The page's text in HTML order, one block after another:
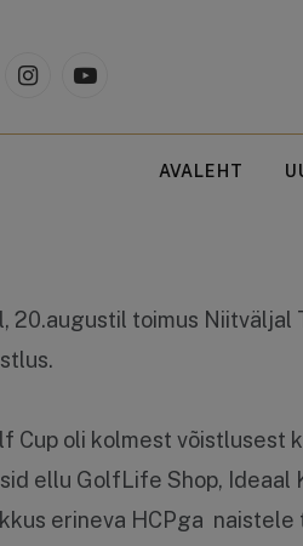
InstagramYouTube
AVALEHT
Trilliumi Golf
20.augustil toimus Niitväljal
Cup oli kolmest võistlusest
ellu GolfLife Shop, Ideaal
erineva HCPga